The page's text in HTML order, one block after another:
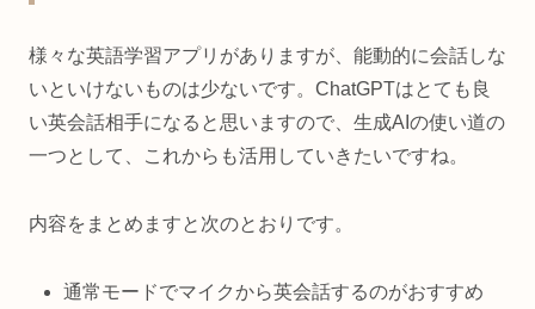
様々な英語学習アプリがありますが、能動的に会話しな
いといけないものは少ないです。ChatGPTはとても良
い英会話相手になると思いますので、生成AIの使い道の
一つとして、これからも活用していきたいですね。
内容をまとめますと次のとおりです。
通常モードでマイクから英会話するのがおすすめ